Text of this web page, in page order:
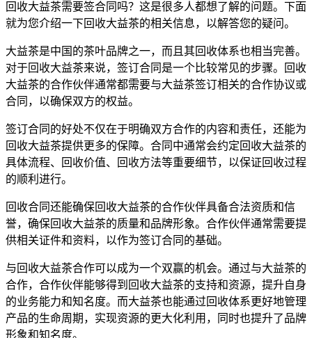
回收大益茶需要签合同吗？这是很多人都想了解的问题。下面
就为您介绍一下回收大益茶的相关信息，以解答您的疑问。
大益茶是中国的茶叶品牌之一，而且其回收体系也相当完善。
对于回收大益茶来说，签订合同是一个比较常见的步骤。回收
大益茶的合作伙伴通常都需要与大益茶签订相关的合作协议或
合同，以确保双方的权益。
签订合同的好处不仅在于明确双方合作的内容和责任，还能为
回收大益茶提供更多的保障。合同中通常会约定回收大益茶的
具体流程、回收价值、回收方法等重要细节，以保证回收过程
的顺利进行。
回收合同还能确保回收大益茶的合作伙伴具备合法资质和信
誉，确保回收大益茶的质量和品牌形象。合作伙伴通常需要提
供相关证件和资料，以作为签订合同的基础。
与回收大益茶合作可以成为一个双赢的机会。通过与大益茶的
合作，合作伙伴能够得到回收大益茶的支持和资源，提升自身
的业务能力和知名度。而大益茶也能通过回收体系更好地管理
产品的生命周期，实现资源的更大化利用，同时也提升了品牌
形象和知名度。